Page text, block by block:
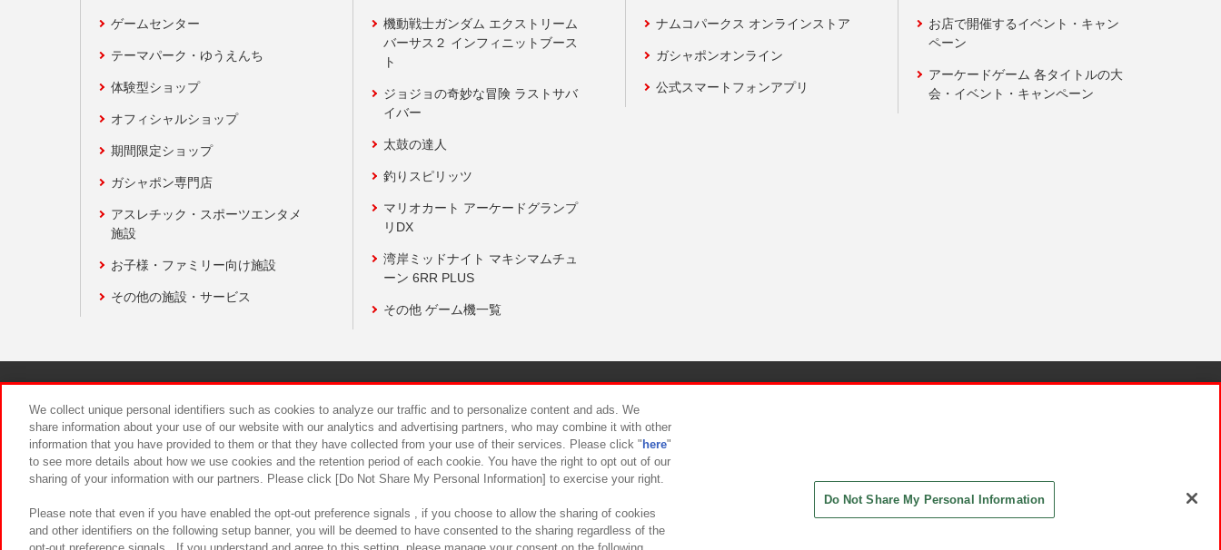
ゲームセンター
テーマパーク・ゆうえんち
体験型ショップ
オフィシャルショップ
期間限定ショップ
ガシャポン専門店
アスレチック・スポーツエンタメ
施設
お子様・ファミリー向け施設
その他の施設・サービス
機動戦士ガンダム エクストリーム
バーサス２ インフィニットブース
ト
ジョジョの奇妙な冒険 ラストサバ
イバー
太鼓の達人
釣りスピリッツ
マリオカート アーケードグランプ
リDX
湾岸ミッドナイト マキシマムチュ
ーン 6RR PLUS
その他 ゲーム機一覧
ナムコパークス オンラインストア
ガシャポンオンライン
公式スマートフォンアプリ
お店で開催するイベント・キャン
ペーン
アーケードゲーム 各タイトルの大
会・イベント・キャンペーン
食品のご提供について カスタマーハラスメント対応方針
We collect unique personal identifiers such as cookies to analyze our traffic and to personalize content and ads. We
share information about your use of our website with our analytics and advertising partners, who may combine it with other
information that you have provided to them or that they have collected from your use of their services. Please click " here"
to see more details about how we use cookies and the retention period of each cookie. You have the right to opt out of our
sharing of your information with our partners. Please click [Do Not Share My Personal Information] to exercise your right.
Please note that even if you have enabled the opt-out preference signals , if you choose to allow the sharing of cookies
and other identifiers on the following setup banner, you will be deemed to have consented to the sharing regardless of the
Do Not Share My Personal Information